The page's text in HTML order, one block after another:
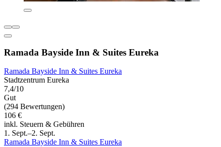
Ramada Bayside Inn & Suites Eureka
Ramada Bayside Inn & Suites Eureka
Stadtzentrum Eureka
7,4/10
Gut
(294 Bewertungen)
106 €
inkl. Steuern & Gebühren
1. Sept.–2. Sept.
Ramada Bayside Inn & Suites Eureka